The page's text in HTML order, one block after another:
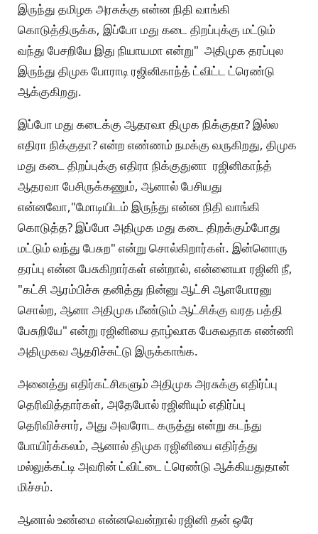
இருந்து தமிழக அரசுக்கு என்ன நிதி வாங்கி
கொடுத்திருக்க, இப்போ மது கடை திறப்புக்கு மட்டும்
வந்து பேசறியே இது நியாயமா என்று" அதிமுக தரப்புல
இருந்து திமுக போராடி ரஜினிகாந்த் ட்விட்ட ட்ரெண்டு
ஆக்குகிறது.
இப்போ மது கடைக்கு ஆதரவா திமுக நிக்குதா? இல்ல
எதிரா நிக்குதா? என்ற எண்ணம் நமக்கு வருகிறது, திமுக
மது கடை திறப்புக்கு எதிரா நிக்குதுனா ரஜினிகாந்த்
ஆதரவா பேசிருக்கணும், ஆனால் பேசியது
என்னவோ,"மோடியிடம் இருந்து என்ன நிதி வாங்கி
கொடுத்த? இப்போ அதிமுக மது கடை திறக்கும்போது
மட்டும் வந்து பேசுற" என்று சொல்கிறார்கள். இன்னொரு
தரப்பு என்ன பேசுகிறார்கள் என்றால், என்னையா ரஜினி நீ,
"கட்சி ஆரம்பிச்சு தனித்து நின்னு ஆட்சி ஆளபோரனு
சொல்ற, ஆனா அதிமுக மீண்டும் ஆட்சிக்கு வரத பத்தி
பேசுறியே" என்று ரஜினியை தாழ்வாக பேசுவதாக எண்ணி
அதிமுகவ ஆதரிச்சுட்டு இருக்காங்க.
அனைத்து எதிர்கட்சிகளும் அதிமுக அரசுக்கு எதிர்ப்பு
தெரிவித்தார்கள், அதேபோல் ரஜினியும் எதிர்ப்பு
தெரிவிச்சார், அது அவரோட கருத்து என்று கடந்து
போயிர்க்கலம், ஆனால் திமுக ரஜினியை எதிர்த்து
மல்லுக்கட்டி அவரின் ட்விட்டை ட்ரெண்டு ஆக்கியதுதான்
மிச்சம்.
ஆனால் உண்மை என்னவென்றால் ரஜினி தன் ஒரே